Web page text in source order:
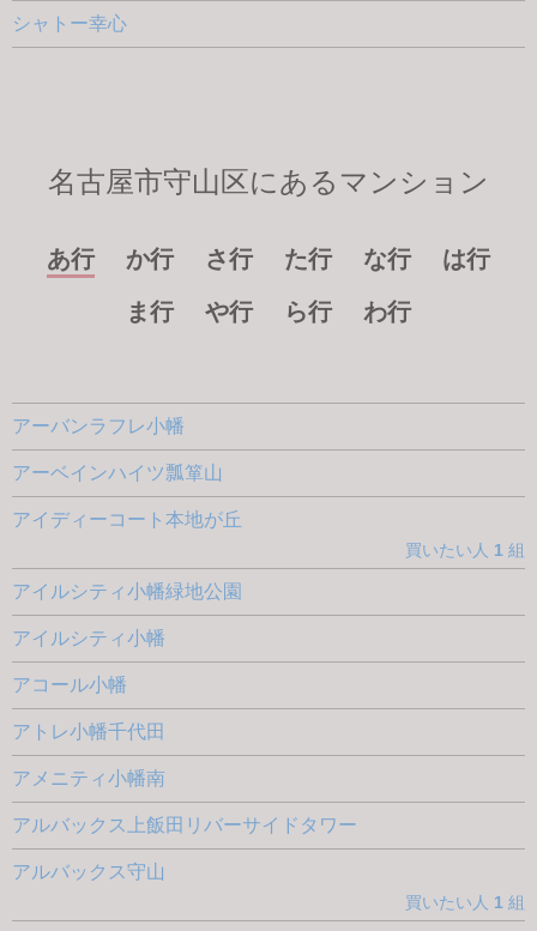
シャトー幸心
名古屋市守山区にあるマンション
あ行 か行 さ行 た行 な行
は行
ま行
や行 ら行 わ行
アーバンラフレ小幡
アーベインハイツ瓢箪山
アイディーコート本地が丘
買いたい人 1 組
アイルシティ小幡緑地公園
アイルシティ小幡
アコール小幡
アトレ小幡千代田
アメニティ小幡南
アルバックス上飯田リバーサイドタワー
アルバックス守山
買いたい人 1 組